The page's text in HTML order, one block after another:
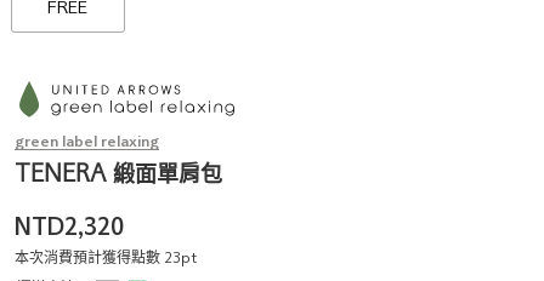
FREE
green label relaxing
TENERA 緞面單肩包
NTD2,320
本次消費預計獲得點數 23pt